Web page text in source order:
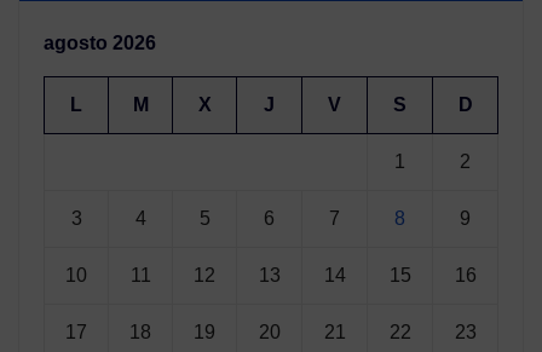
agosto 2026
L M X J V S D
1 2
3 4 5 6 7 8 9
10 11 12 13 14 15 16
17 18 19 20 21 22 23